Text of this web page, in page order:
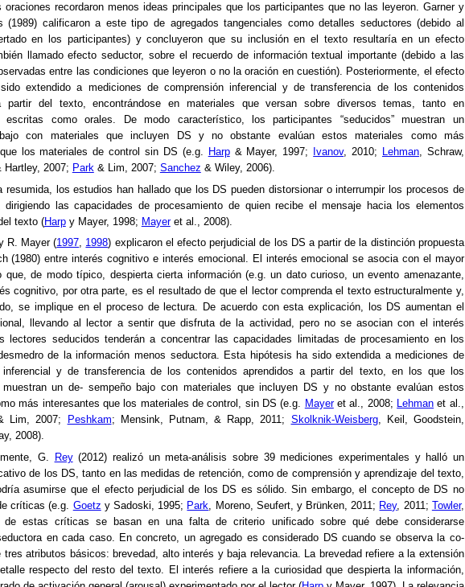
oraciones recordaron menos ideas principales que los participantes que no las leyeron. Garner y
(1989) calificaron a este tipo de agregados tangenciales como detalles seductores (debido al
en los participantes) y concluyeron que su inclusión en el texto resultaría en un efecto
llamado efecto seductor, sobre el recuerdo de información textual importante (debido a las
entre las condiciones que leyeron o no la oración en cuestión). Posteriormente, el efecto
extendido a mediciones de comprensión inferencial y de transferencia de los contenidos
partir del texto, encontrándose en materiales que versan sobre diversos temas, tanto en
escritas como orales. De modo característico, los participantes “seducidos” muestran un
bajo con materiales que incluyen DS y no obstante evalúan estos materiales como más
los materiales de control sin DS (e.g. Harp& Mayer, 1997; Ivanov, 2010; Lehman, Schraw,
Hartley, 2007; Park& Lim, 2007; Sanchez & Wiley, 2006).
resumida, los estudios han hallado que los DS pueden distorsionar o interrumpir los procesos de
dirigiendo las capacidades de procesamiento de quien recibe el mensaje hacia los elementos
texto (Harpy Mayer, 1998; Mayeret al., 2008).
R. Mayer (1997, 1998) explicaron el efecto perjudicial de los DS a partir de la distinción propuesta
(1980) entre interés cognitivo e interés emocional. El interés emocional se asocia con el mayor
que, de modo típico, despierta cierta información (e.g. un dato curioso, un evento amenazante,
cognitivo, por otra parte, es el resultado de que el lector comprenda el texto estructuralmente y,
se implique en el proceso de lectura. De acuerdo con esta explicación, los DS aumentan el
llevando al lector a sentir que disfruta de la actividad, pero no se asocian con el interés
lectores seducidos tenderán a concentrar las capacidades limitadas de procesamiento en los
de la información menos seductora. Esta hipótesis ha sido extendida a mediciones de
inferencial y de transferencia de los contenidos aprendidos a partir del texto, en los que los
muestran un de- sempeño bajo con materiales que incluyen DS y no obstante evalúan estos
más interesantes que los materiales de control, sin DS (e.g. Mayeret al., 2008; Lehman et al.,
Lim, 2007; Peshkam; Mensink, Putnam, & Rapp, 2011; Skolknik-Weisberg, Keil, Goodstein,
2008).
G.
Rey(2012) realizó un meta-análisis sobre 39 mediciones experimentales y halló un
de los DS, tanto en las medidas de retención, como de comprensión y aprendizaje del texto,
asumirse que el efecto perjudicial de los DS es sólido. Sin embargo, el concepto de DS no
críticas (e.g. Goetz y Sadoski, 1995; Park, Moreno, Seufert, y Brünken, 2011; Rey, 2011; Towler,
de estas críticas se basan en una falta de criterio unificado sobre qué debe considerarse
en cada caso. En concreto, un agregado es considerado DS cuando se observa la co-
tres atributos básicos: brevedad, alto interés y baja relevancia. La brevedad refiere a la extensión
respecto del resto del texto. El interés refiere a la curiosidad que despierta la información,